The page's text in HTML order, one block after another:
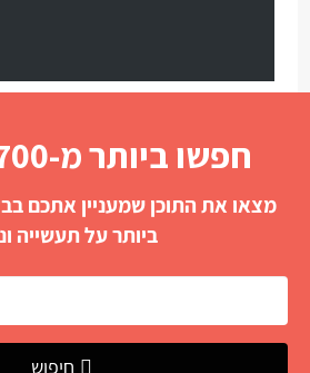
חפשו ביותר מ-700 מאמרים
מצאו את התוכן שמעניין אתכם
ביותר על תעשייה
חיפוש